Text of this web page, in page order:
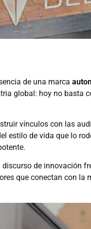
de una marca
global: hoy no basta
vínculos con las
estilo de vida que lo
de innovación
que conectan con la